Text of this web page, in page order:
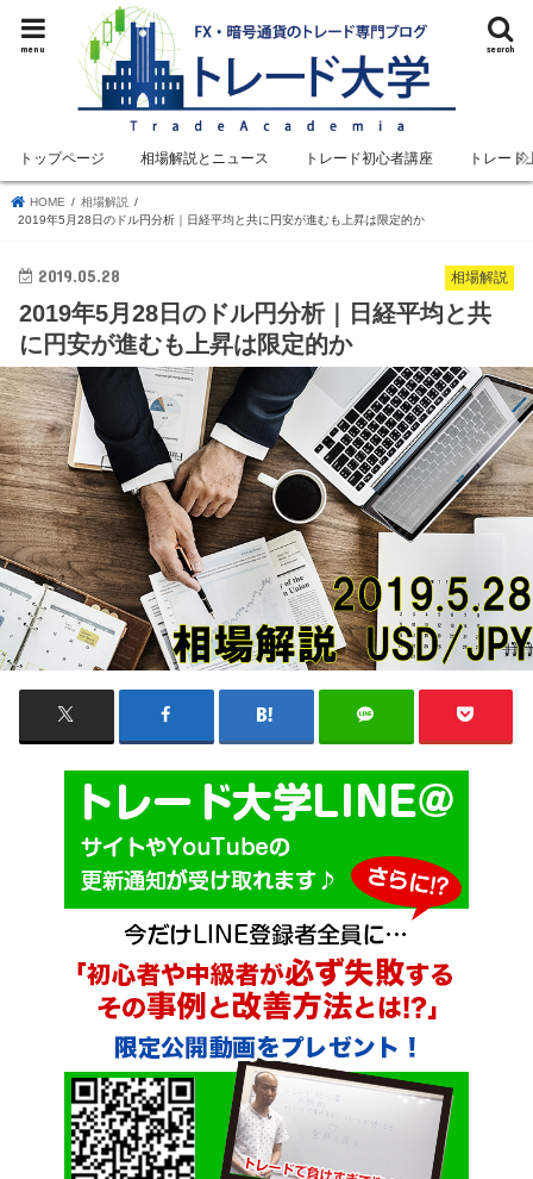
search
menu
トップページ 相場解説とニュース トレード初心者講座 トレード
HOME
相場解説
2019年5月28日のドル円分析｜日経平均と共に円安が進むも上昇は限定的か
相場解説
2019.05.28
2019年5月28日のドル円分析｜日経平均と共
に円安が進むも上昇は限定的か